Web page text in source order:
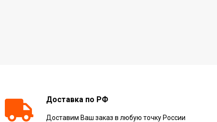
Доставка по РФ
Доставим Ваш заказ в любую точку России